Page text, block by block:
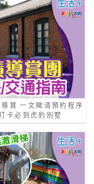
賞 一文睇清預約程序
卡必到虎豹別墅